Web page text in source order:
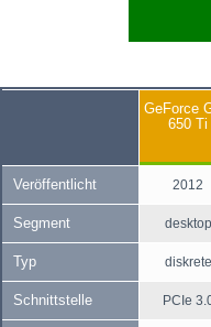
GeForce
650 Ti
Veröffentlicht 2012
Segment desktop
Typ diskrete
Schnittstelle PCIe